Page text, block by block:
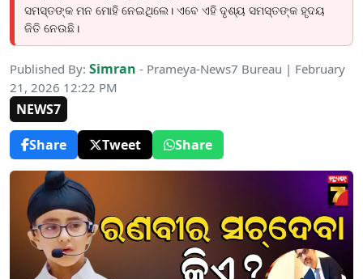
ସମସ୍ତଙ୍କ ମନ ମୋହି ନେଇଥିଲେ। ଏବେ ଏହି ଦୃଶ୍ୟ ସମସ୍ତଙ୍କ ହୃଦୟ
ଜିତି ନେଉଛି।
Published By: Simran - Prameya-News7 Bureau | February
21, 2026 12:22 PM
NEWS7
Share
Tweet Share